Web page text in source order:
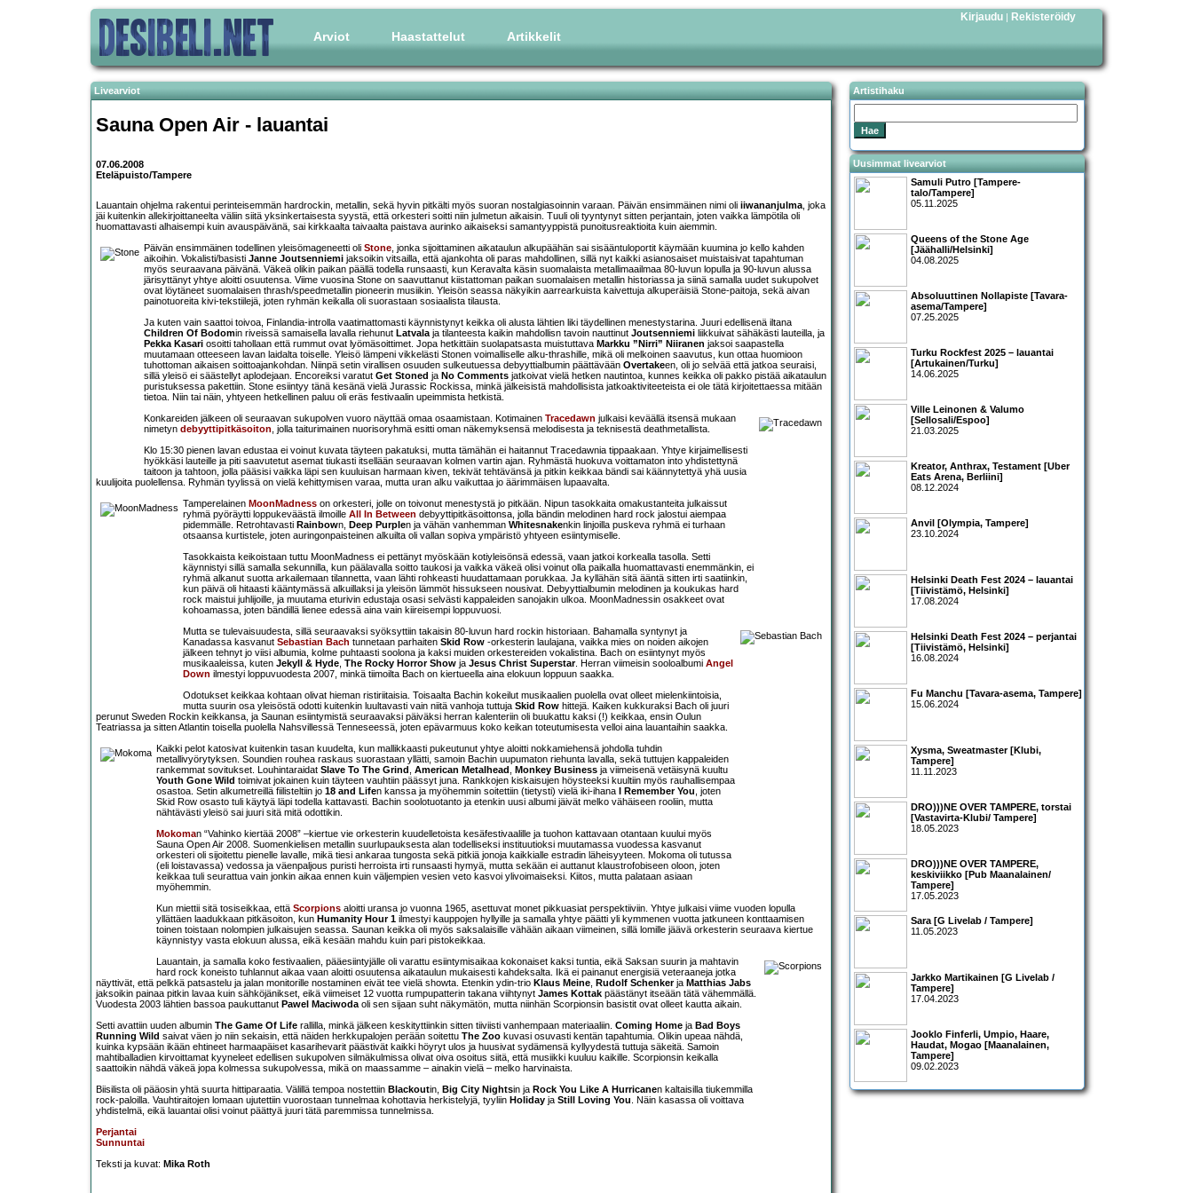
Arviot Haastattelut Artikkelit
Kirjaudu | Rekisteröidy
Livearviot
Sauna Open Air - lauantai
07.06.2008
Eteläpuisto/Tampere
Lauantain ohjelma rakentui perinteisemmän hardrockin, metallin, sekä hyvin pitkälti myös suoran nostalgiasoinnin varaan. Päivän ensimmäinen nimi oli iiwananjulma, joka
jäi kuitenkin allekirjoittaneelta väliin siitä yksinkertaisesta syystä, että orkesteri soitti niin julmetun aikaisin. Tuuli oli tyyntynyt sitten perjantain, joten vaikka lämpötila oli
huomattavasti alhaisempi kuin avauspäivänä, sai kirkkaalta taivaalta paistava aurinko aikaiseksi samantyyppistä punoitusreaktioita kuin aiemmin.
Päivän ensimmäinen todellinen yleisömageneetti oli Stone, jonka sijoittaminen aikataulun alkupäähän sai sisääntuloportit käymään kuumina jo kello kahden
aikoihin. Vokalisti/basisti Janne Joutsenniemi jaksoikin vitsailla, että ajankohta oli paras mahdollinen, sillä nyt kaikki asianosaiset muistaisivat tapahtuman
myös seuraavana päivänä. Väkeä olikin paikan päällä todella runsaasti, kun Keravalta käsin suomalaista metallimaailmaa 80-luvun lopulla ja 90-luvun alussa
järisyttänyt yhtye aloitti osuutensa. Viime vuosina Stone on saavuttanut kiistattoman paikan suomalaisen metallin historiassa ja siinä samalla uudet sukupolvet
ovat löytäneet suomalaisen thrash/speedmetallin pioneerin musiikin. Yleisön seassa näkyikin aarrearkuista kaivettuja alkuperäisiä Stone-paitoja, sekä aivan
painotuoreita kivi-tekstiilejä, joten ryhmän keikalla oli suorastaan sosiaalista tilausta.
Ja kuten vain saattoi toivoa, Finlandia-introlla vaatimattomasti käynnistynyt keikka oli alusta lähtien liki täydellinen menestystarina. Juuri edellisenä iltana
Children Of Bodomin riveissä samaisella lavalla riehunut Latvalaja tilanteesta kaikin mahdollisn tavoin nauttinut Joutsenniemi liikkuivat sähäkästi lauteilla, ja
Pekka Kasari osoitti tahollaan että rummut ovat lyömäsoittimet. Jopa hetkittäin suolapatsasta muistuttava Markku ”Nirri” Niiranen jaksoi saapastella
muutamaan otteeseen lavan laidalta toiselle. Yleisö lämpeni vikkelästi Stonen voimalliselle alku-thrashille, mikä oli melkoinen saavutus, kun ottaa huomioon
tuhottoman aikaisen soittoajankohdan. Niinpä setin virallisen osuuden sulkeutuessa debyyttialbumin päättävään Overtakeen, oli jo selvää että jatkoa seuraisi,
sillä yleisö ei säästellyt aplodejaan. Encoreiksi varatut Get Stoned ja No Comments jatkoivat vielä hetken nautintoa, kunnes keikka oli pakko pistää aikataulun
puristuksessa pakettiin. Stone esiintyy tänä kesänä vielä Jurassic Rockissa, minkä jälkeisistä mahdollisista jatkoaktiviteeteista ei ole tätä kirjoitettaessa mitään
tietoa. Niin tai näin, yhtyeen hetkellinen paluu oli eräs festivaalin upeimmista hetkistä.
Konkareiden jälkeen oli seuraavan sukupolven vuoro näyttää omaa osaamistaan. Kotimainen Tracedawn julkaisi keväällä itsensä mukaan
nimetyn debyyttipitkäsoiton, jolla taiturimainen nuorisoryhmä esitti oman näkemyksensä melodisesta ja teknisestä deathmetallista.
Klo 15:30 pienen lavan edustaa ei voinut kuvata täyteen pakatuksi, mutta tämähän ei haitannut Tracedawnia tippaakaan. Yhtye kirjaimellisesti
hyökkäsi lauteille ja piti saavutetut asemat tiukasti itsellään seuraavan kolmen vartin ajan. Ryhmästä huokuva voittamaton into yhdistettynä
taitoon ja tahtoon, jolla pääsisi vaikka läpi sen kuuluisan harmaan kiven, tekivät tehtävänsä ja pitkin keikkaa bändi sai käännytettyä yhä uusia
kuulijoita puolellensa. Ryhmän tyylissä on vielä kehittymisen varaa, mutta uran alku vaikuttaa jo äärimmäisen lupaavalta.
Tamperelainen MoonMadness on orkesteri, jolle on toivonut menestystä jo pitkään. Nipun tasokkaita omakustanteita julkaissut
ryhmä pyöräytti loppukeväästä ilmoille All In Between debyyttipitkäsoittonsa, jolla bändin melodinen hard rock jalostui aiempaa
pidemmälle. Retrohtavasti Rainbown, Deep Purplen ja vähän vanhemman Whitesnakenkin linjoilla puskeva ryhmä ei turhaan
otsaansa kurtistele, joten auringonpaisteinen alkuilta oli vallan sopiva ympäristö yhtyeen esiintymiselle.
Tasokkaista keikoistaan tuttu MoonMadness ei pettänyt myöskään kotiyleisönsä edessä, vaan jatkoi korkealla tasolla. Setti
käynnistyi sillä samalla sekunnilla, kun päälavalla soitto taukosi ja vaikka väkeä olisi voinut olla paikalla huomattavasti enemmänkin, ei
ryhmä alkanut suotta arkailemaan tilannetta, vaan lähti rohkeasti huudattamaan porukkaa. Ja kyllähän sitä ääntä sitten irti saatiinkin,
kun päivä oli hitaasti kääntymässä alkuillaksi ja yleisön lämmöt hissukseen nousivat. Debyyttialbumin melodinen ja koukukas hard
rock maistui juhlijoille, ja muutama eturivin edustaja osasi selvästi kappaleiden sanojakin ulkoa. MoonMadnessin osakkeet ovat
kohoamassa, joten bändillä lienee edessä aina vain kiireisempi loppuvuosi.
Mutta se tulevaisuudesta, sillä seuraavaksi syöksyttiin takaisin 80-luvun hard rockin historiaan. Bahamalla syntynyt ja
Kanadassa kasvanut Sebastian Bach tunnetaan parhaiten Skid Row -orkesterin laulajana, vaikka mies on noiden aikojen
jälkeen tehnyt jo viisi albumia, kolme puhtaasti soolona ja kaksi muiden orkestereiden vokalistina. Bach on esiintynyt myös
musikaaleissa, kuten Jekyll & Hyde, The Rocky Horror Show ja Jesus Christ Superstar. Herran viimeisin sooloalbumi Angel
Down ilmestyi loppuvuodesta 2007, minkä tiimoilta Bach on kiertueella aina elokuun loppuun saakka.
Odotukset keikkaa kohtaan olivat hieman ristiriitaisia. Toisaalta Bachin kokeilut musikaalien puolella ovat olleet mielenkiintoisia,
mutta suurin osa yleisöstä odotti kuitenkin luultavasti vain niitä vanhoja tuttuja Skid Row hittejä. Kaiken kukkuraksi Bach oli juuri
perunut Sweden Rockin keikkansa, ja Saunan esiintymistä seuraavaksi päiväksi herran kalenteriin oli buukattu kaksi (!) keikkaa, ensin Oulun
Teatriassa ja sitten Atlantin toisella puolella Nahsvillessä Tenneseessä, joten epävarmuus koko keikan toteutumisesta velloi aina lauantaihin saakka.
Kaikki pelot katosivat kuitenkin tasan kuudelta, kun mallikkaasti pukeutunut yhtye aloitti nokkamiehensä johdolla tuhdin
metallivyörytyksen. Soundien rouhea raskaus suorastaan yllätti, samoin Bachin uupumaton riehunta lavalla, sekä tuttujen kappaleiden
rankemmat sovitukset. Louhintaraidat Slave To The Grind , American Metalhead , Monkey Business ja viimeisenä vetäisynä kuultu
Youth Gone Wild toimivat jokainen kuin täyteen vauhtiin päässyt juna. Rankkojen kiskaisujen höysteeksi kuultiin myös rauhallisempaa
osastoa. Setin alkumetreillä fiilisteltiin jo 18 and Lifen kanssa ja myöhemmin soitettiin (tietysti) vielä iki-ihana I Remember You, joten
Skid Row osasto tuli käytyä läpi todella kattavasti. Bachin soolotuotanto ja etenkin uusi albumi jäivät melko vähäiseen rooliin, mutta
nähtävästi yleisö sai juuri sitä mitä odottikin.
Mokoman “Vahinko kiertää 2008” –kiertue vie orkesterin kuudelletoista kesäfestivaalille ja tuohon kattavaan otantaan kuului myös
Sauna Open Air 2008. Suomenkielisen metallin suurlupauksesta alan todelliseksi instituutioksi muutamassa vuodessa kasvanut
orkesteri oli sijoitettu pienelle lavalle, mikä tiesi ankaraa tungosta sekä pitkiä jonoja kaikkialle estradin läheisyyteen. Mokoma oli tutussa
(eli loistavassa) vedossa ja väenpaljous puristi herroista irti runsaasti hymyä, mutta sekään ei auttanut klaustrofobiseen oloon, joten
keikkaa tuli seurattua vain jonkin aikaa ennen kuin väljempien vesien veto kasvoi ylivoimaiseksi. Kiitos, mutta palataan asiaan
myöhemmin.
Kun miettii sitä tosiseikkaa, että Scorpions aloitti uransa jo vuonna 1965, asettuvat monet pikkuasiat perspektiiviin. Yhtye julkaisi viime vuoden lopulla
yllättäen laadukkaan pitkäsoiton, kun Humanity Hour 1 ilmestyi kauppojen hyllyille ja samalla yhtye päätti yli kymmenen vuotta jatkuneen konttaamisen
toinen toistaan nolompien julkaisujen seassa. Saunan keikka oli myös saksalaisille vähään aikaan viimeinen, sillä lomille jäävä orkesterin seuraava kiertue
käynnistyy vasta elokuun alussa, eikä kesään mahdu kuin pari pistokeikkaa.
Lauantain, ja samalla koko festivaalien, pääesiintyjälle oli varattu esiintymisaikaa kokonaiset kaksi tuntia, eikä Saksan suurin ja mahtavin
hard rock koneisto tuhlannut aikaa vaan aloitti osuutensa aikataulun mukaisesti kahdeksalta. Ikä ei painanut energisiä veteraaneja jotka
näyttivät, että pelkkä patsastelu ja jalan monitorille nostaminen eivät tee vielä showta. Etenkin ydin-trio Klaus Meine, Rudolf Schenkerja Matthias Jabs
jaksoikin painaa pitkin lavaa kuin sähköjänikset, eikä viimeiset 12 vuotta rumpupatterin takana viihtynyt James Kottak päästänyt itseään tätä vähemmällä.
Vuodesta 2003 lähtien bassoa paukuttanut Pawel Maciwodaoli sen sijaan suht näkymätön, mutta niinhän Scorpionsin basistit ovat olleet kautta aikain.
Setti avattiin uuden albumin The Game Of Life rallilla, minkä jälkeen keskityttiinkin sitten tiiviisti vanhempaan materiaaliin. Coming Home ja Bad Boys
Running Wild saivat väen jo niin sekaisin, että näiden herkkupalojen perään soitettu The Zoo kuvasi osuvasti kentän tapahtumia. Olikin upeaa nähdä,
kuinka kypsään ikään ehtineet harmaapäiset kasarihevarit päästivät kaikki höyryt ulos ja huusivat sydämensä kyllyydestä tuttuja säkeitä. Samoin
mahtiballadien kirvoittamat kyyneleet edellisen sukupolven silmäkulmissa olivat oiva osoitus siitä, että musiikki kuuluu kaikille. Scorpionsin keikalla
saattoikin nähdä väkeä jopa kolmessa sukupolvessa, mikä on maassamme – ainakin vielä – melko harvinaista.
Biisilista oli pääosin yhtä suurta hittiparaatia. Välillä tempoa nostettiin Blackoutin, Big City Nightsin ja Rock You Like A Hurricanen kaltaisilla tiukemmilla
rock-paloilla. Vauhtiraitojen lomaan ujutettiin vuorostaan tunnelmaa kohottavia herkistelyjä, tyyliin Holiday ja Still Loving You. Näin kasassa oli voittava
yhdistelmä, eikä lauantai olisi voinut päättyä juuri tätä paremmissa tunnelmissa.
Perjantai
Sunnuntai
Teksti ja kuvat: Mika Roth
Artistihaku
Uusimmat livearviot
Samuli Putro [Tampere-
talo/Tampere]
05.11.2025
Queens of the Stone Age
[Jäähalli/Helsinki]
04.08.2025
Absoluuttinen Nollapiste [Tavara-
asema/Tampere]
07.25.2025
Turku Rockfest 2025 – lauantai
[Artukainen/Turku]
14.06.2025
Ville Leinonen & Valumo
[Sellosali/Espoo]
21.03.2025
Kreator, Anthrax, Testament [Uber
Eats Arena, Berliini]
08.12.2024
Anvil [Olympia, Tampere]
23.10.2024
Helsinki Death Fest 2024 – lauantai
[Tiivistämö, Helsinki]
17.08.2024
Helsinki Death Fest 2024 – perjantai
[Tiivistämö, Helsinki]
16.08.2024
Fu Manchu [Tavara-asema, Tampere]
15.06.2024
Xysma, Sweatmaster [Klubi,
Tampere]
11.11.2023
DRO)))NE OVER TAMPERE, torstai
[Vastavirta-Klubi/ Tampere]
18.05.2023
DRO)))NE OVER TAMPERE,
keskiviikko [Pub Maanalainen/
Tampere]
17.05.2023
Sara [G Livelab / Tampere]
11.05.2023
Jarkko Martikainen [G Livelab /
Tampere]
17.04.2023
Jooklo Finferli, Umpio, Haare,
Haudat, Mogao [Maanalainen,
Tampere]
09.02.2023